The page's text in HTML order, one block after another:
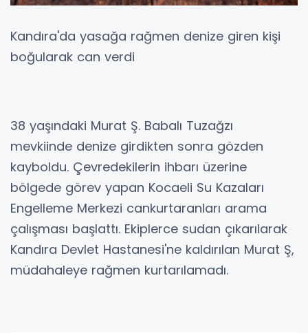
Kandıra'da yasağa rağmen denize giren kişi
boğularak can verdi
38 yaşındaki Murat Ş. Babalı Tuzağzı
mevkiinde denize girdikten sonra gözden
kayboldu. Çevredekilerin ihbarı üzerine
bölgede görev yapan Kocaeli Su Kazaları
Engelleme Merkezi cankurtaranları arama
çalışması başlattı. Ekiplerce sudan çıkarılarak
Kandıra Devlet Hastanesi'ne kaldırılan Murat Ş,
müdahaleye rağmen kurtarılamadı.